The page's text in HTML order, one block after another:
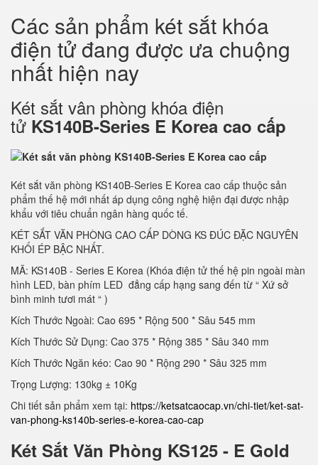
Các sản phẩm két sắt khóa
điện tử đang được ưa chuộng
nhất hiện nay
Két sắt vân phòng khóa điện
tử KS140B-Series E Korea cao cấp
Két sắt văn phòng KS140B-Series E Korea cao cấp thuộc sản
phẩm thế hệ mới nhất áp dụng công nghệ hiện đại được nhập
khẩu với tiêu chuẩn ngân hàng quốc tế.
KÉT SẮT VĂN PHÒNG CAO CẤP DÒNG KS ĐÚC ĐẶC NGUYÊN
KHỐI ÉP BẬC NHẤT.
MÃ: KS140B - Series E Korea (Khóa điện tử thế hệ pin ngoài màn
hình LED, bàn phím LED đẳng cấp hạng sang đến từ “ Xứ sở
bình minh tươi mát “ )
Kích Thước Ngoài: Cao 695 * Rộng 500 * Sâu 545 mm
Kích Thước Sử Dụng: Cao 375 * Rộng 385 * Sâu 340 mm
Kích Thước Ngăn kéo: Cao 90 * Rộng 290 * Sâu 325 mm
Trọng Lượng: 130kg ± 10Kg
Chi tiết sản phẩm xem tại: https://ketsatcaocap.vn/chi-tiet/ket-sat-
van-phong-ks140b-series-e-korea-cao-cap
Két Sắt Văn Phòng KS125 - E Gold